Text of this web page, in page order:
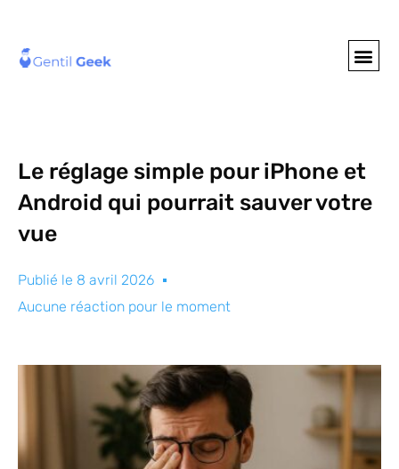
Le réglage simple pour iPhone et
Android qui pourrait sauver votre
vue
Publié le 8 avril 2026
Aucune réaction pour le moment